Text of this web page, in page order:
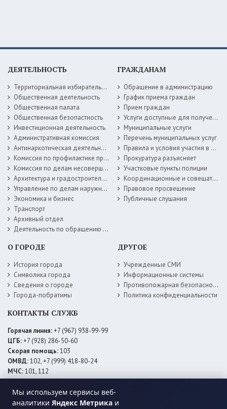
Мы используем сервисы веб-
аналитики Яндекс Метрика и
ДЕЯТЕЛЬНОСТЬ
Территориальная избирательная комиссия
Общественная деятельность
Общественная палата
Общественная безопастность
Инвестиционная деятельность
Административная комиссия
Антинаркотическая деятельность
Комиссия по профилактике правонарушений
Комиссия по делам несовершеннолетних
Архитектура и градостроительство
Управление по делам наружной рекламы
Экономика и бизнес
Транспорт
Архивный отдел
Деятельность по обращению с животными без владельцев
ГРАЖДАНАМ
Обращение в администрацию
График приема граждан
Прием граждан
Услуги доступные для получения в электронной форме
Муниципальные услуги
Перечень муниципальных услуг
Правила и условия участия в жилищных программах
Прокуратура разъясняет
Участковые пункты полиции
Координационные и совещательные органы
Правовое просвещение
Публичные слушания
О ГОРОДЕ
История города
Символика города
Сведения о городе
Города-побратимы
ДРУГОЕ
Учрежденные СМИ
Информационные системы
Противопожарная безопасность
Политика конфиденциальности
КОНТАКТЫ СЛУЖБ
Горячая линия:+7 (967) 938-99-99
ЦГБ:+7 (928) 286-50-60
Скорая помощь:103
ОМВД:102, +7 (999) 418-80-24
МЧС:101, 112
ЕДДС:+7 (928) 576-09-83
Электросети:+7 (800) 220-02-20
Даггаз:+7 (928) 980-64-04